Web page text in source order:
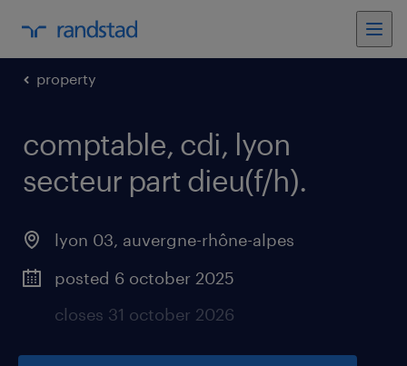
property
comptable, cdi, lyon
secteur part dieu(f/h).
lyon 03, auvergne-rhône-alpes
posted 6 october 2025
closes 31 october 2026